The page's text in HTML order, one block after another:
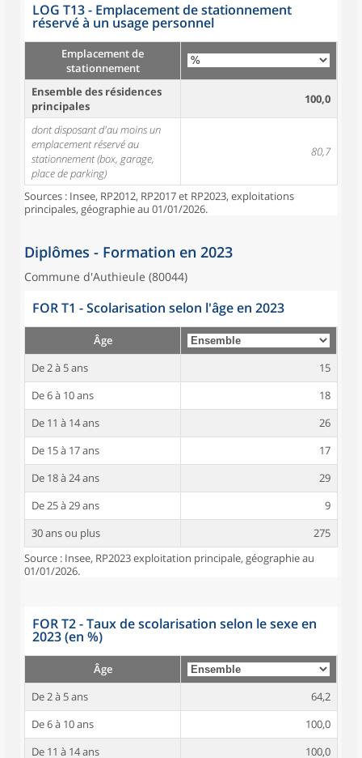
LOG T13 - Emplacement de stationnement
réservé à un usage personnel
Emplacement de
stationnement
Ensemble des résidences
principales
100,0
dont disposant d'au moins un
emplacement réservé au
stationnement (box, garage,
place de parking)
80,7
Sources : Insee, RP2012, RP2017 et RP2023, exploitations
principales, géographie au 01/01/2026.
Diplômes - Formation en 2023
Commune d'Authieule (80044)
FOR T1 - Scolarisation selon l'âge en 2023
Âge
De 2 à 5 ans
15
De 6 à 10 ans
18
De 11 à 14 ans
26
De 15 à 17 ans
17
De 18 à 24 ans
29
De 25 à 29 ans
9
30 ans ou plus
275
Source : Insee, RP2023 exploitation principale, géographie au
01/01/2026.
FOR T2 - Taux de scolarisation selon le sexe en
2023 (en %)
Âge
De 2 à 5 ans
64,2
De 6 à 10 ans
100,0
De 11 à 14 ans
100,0